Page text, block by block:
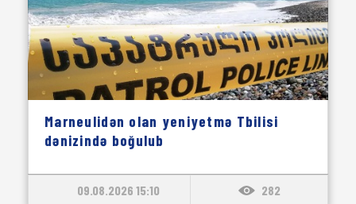
Marneulidən olan yeniyetmə Tbilisi
dənizində boğulub
09.08.2026 15:10 282